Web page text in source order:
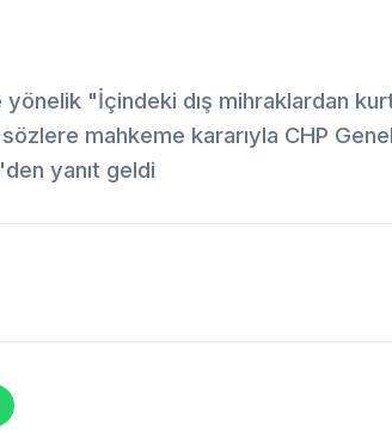
"İçindeki dış mihraklardan
mahkeme kararıyla CHP Genel
yanıt geldi